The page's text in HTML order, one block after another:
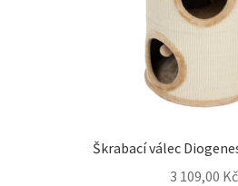
Škrabací válec
3 109,00 Kč